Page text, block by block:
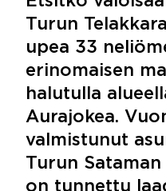
Turun
upea 33
erinomaisen
halutulla
Aurajokea.
valmistunut
Turun
on tunnettu